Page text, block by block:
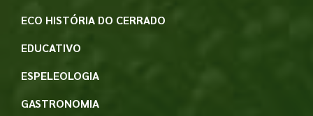
ECO HISTÓRIA DO CERRADO
EDUCATIVO
ESPELEOLOGIA
GASTRONOMIA